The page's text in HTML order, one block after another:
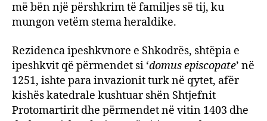
më bën një përshkrim të familjes së tij, ku
mungon vetëm stema heraldike.
Rezidenca ipeshkvnore e Shkodrës, shtëpia e
ipeshkvit që përmendet si ‘domus episcopate’ në
1251, ishte para invazionit turk në qytet, afër
kishës katedrale kushtuar shën Shtjefnit
Protomartirit dhe përmendet në vitin 1403 dhe